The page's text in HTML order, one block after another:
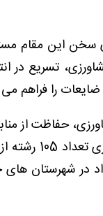
از دیگر محورهای سخن این
تسریع در
را فراهم می
حفاظت از
در شهرستان های